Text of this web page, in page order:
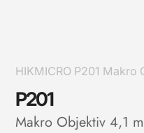
HIKMICRO P201 Makro
P201
Makro Objektiv 4,1